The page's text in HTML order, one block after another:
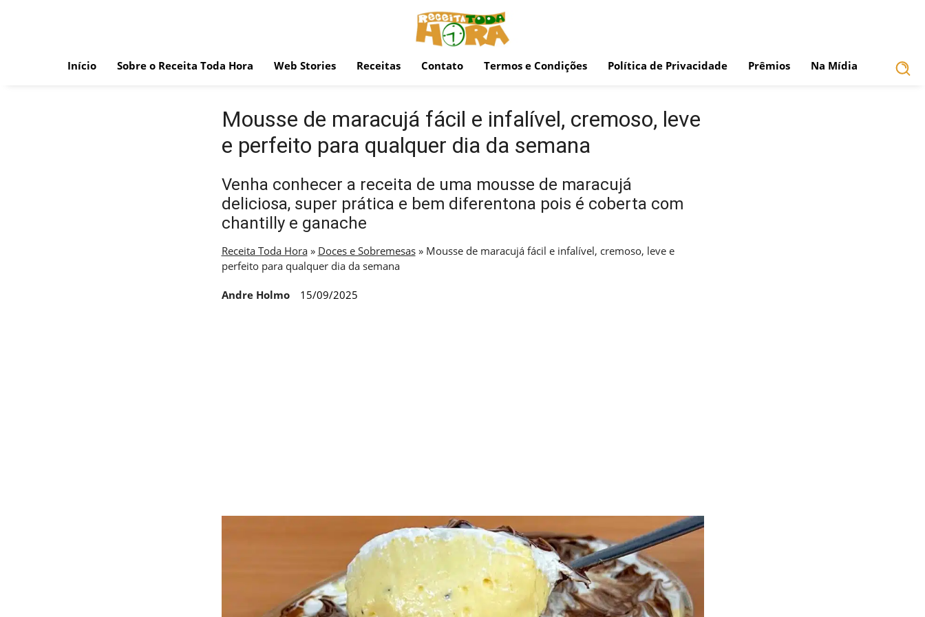
Início Sobre o Receita Toda Hora Web Stories Receitas Contato Termos e Condições Política de Privacidade Prêmios Na Mídia
Mousse de maracujá fácil e infalível, cremoso, leve
e perfeito para qualquer dia da semana
Venha conhecer a receita de uma mousse de maracujá
deliciosa, super prática e bem diferentona pois é coberta com
chantilly e ganache
Receita Toda Hora» Doces e Sobremesas» Mousse de maracujá fácil e infalível, cremoso, leve e
perfeito para qualquer dia da semana
Andre Holmo 15/09/2025